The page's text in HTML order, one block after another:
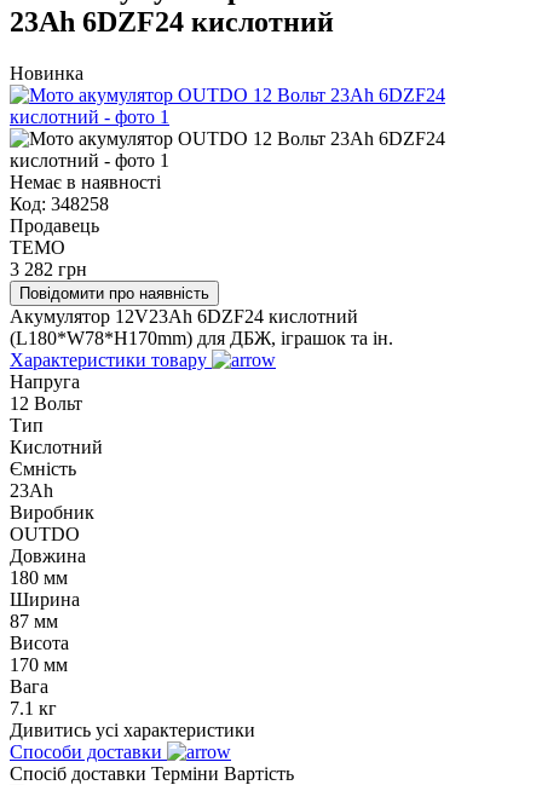
23Ah 6DZF24 кислотний
Новинка
Немає в наявності
Код: 348258
Продавець
TEMO
3 282 грн
Повідомити про наявність
Акумулятор 12V23Ah 6DZF24 кислотний
(L180*W78*H170mm) для ДБЖ, іграшок та ін.
Характеристики товару
Напруга
12 Вольт
Тип
Кислотний
Ємність
23Ah
Виробник
OUTDO
Довжина
180 мм
Ширина
87 мм
Висота
170 мм
Вага
7.1 кг
Дивитись усі характеристики
Способи доставки
Спосіб доставки Терміни Вартість